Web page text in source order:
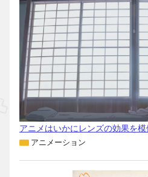
アニメはいかにレンズの効果を
アニメーション